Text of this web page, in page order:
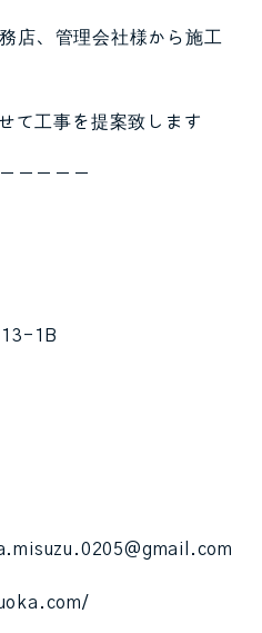
店、管理会社様から施工
て工事を提案致します
ーーーー
1B